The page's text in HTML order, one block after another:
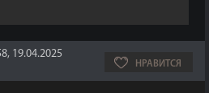
19.04.2025
НРАВИТСЯ